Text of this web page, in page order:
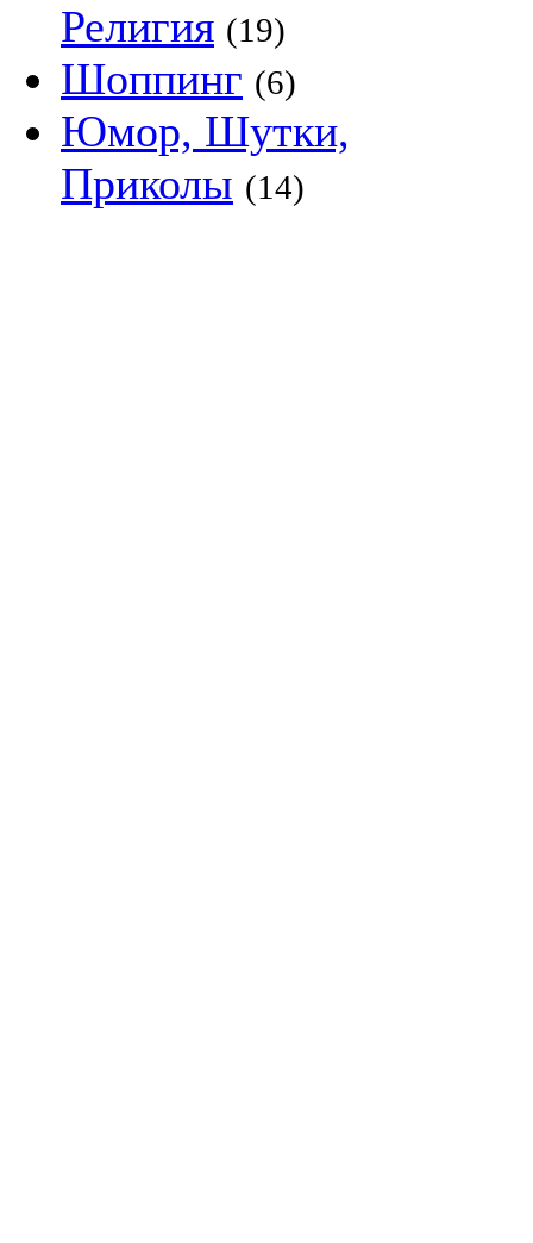
Религия (19)
Шоппинг (6)
Юмор, Шутки,
Приколы (14)